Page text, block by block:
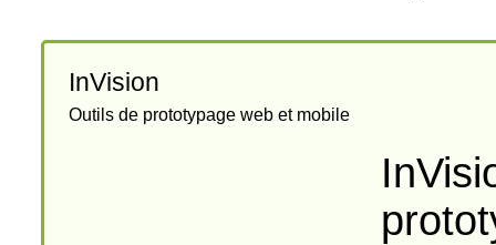
InVision
Outils de prototypage web et mobile